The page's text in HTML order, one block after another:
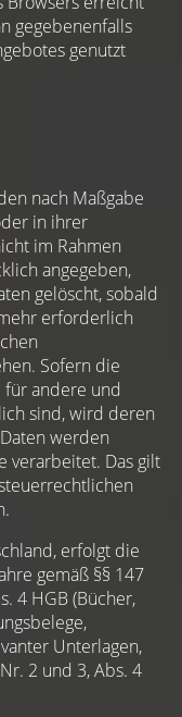
gegebenenfalls
genutzt
nach Maßgabe
in ihrer
im Rahmen
angegeben,
gelöscht, sobald
erforderlich
Sofern die
für andere und
sind, wird deren
werden
verarbeitet. Das gilt
erfolgt die
gemäß §§ 147
4 HGB (Bücher,
Unterlagen,
2 und 3, Abs. 4